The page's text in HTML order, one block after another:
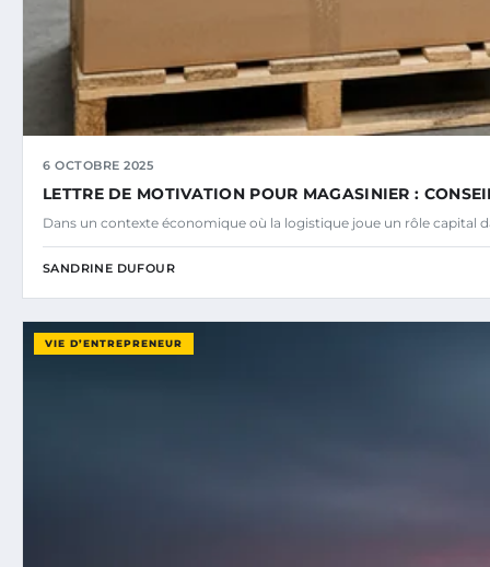
6 OCTOBRE 2025
LETTRE DE MOTIVATION POUR MAGASINIER :
Dans un contexte économique où la logistique joue un rôle capital
SANDRINE DUFOUR
VIE D’ENTREPRENEUR